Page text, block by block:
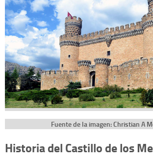
Fuente de la imagen: Christian A
Historia del Castillo de los